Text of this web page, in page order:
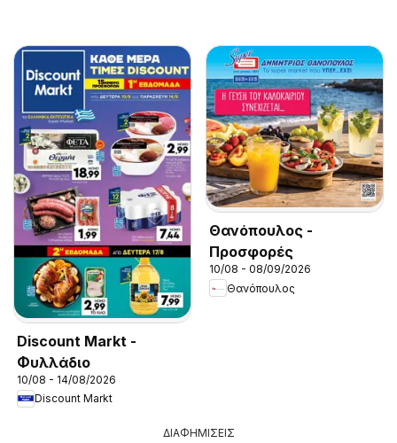
Discount Markt -
Φυλλάδιο
10/08 - 14/08/2026
Discount Markt
Θανόπουλος -
Προσφορές
10/08 - 08/09/2026
Θανόπουλος
ΔΙΑΦΗΜΙΣΕΙΣ